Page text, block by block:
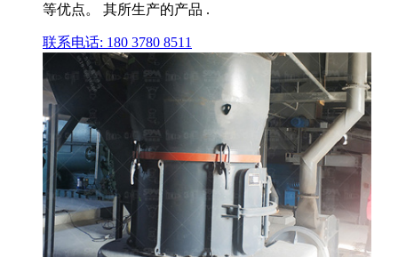
等优点。 其所生产的产品 .
联系电话: 180 3780 8511